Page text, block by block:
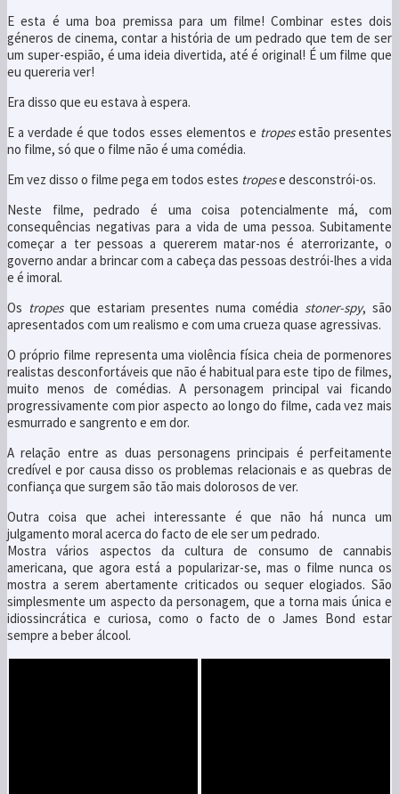
E esta é uma boa premissa para um filme! Combinar estes dois
géneros de cinema, contar a história de um pedrado que tem de ser
um super-espião, é uma ideia divertida, até é original! É um filme que
eu quereria ver!
Era disso que eu estava à espera.
E a verdade é que todos esses elementos e tropesestão presentes
no filme, só que o filme não é uma comédia.
Em vez disso o filme pega em todos estes tropese desconstrói-os.
Neste filme, pedrado é uma coisa potencialmente má, com
consequências negativas para a vida de uma pessoa. Subitamente
começar a ter pessoas a quererem matar-nos é aterrorizante, o
governo andar a brincar com a cabeça das pessoas destrói-lhes a vida
e é imoral.
Os tropesque estariam presentes numa comédia stoner-spy, são
apresentados com um realismo e com uma crueza quase agressivas.
O próprio filme representa uma violência física cheia de pormenores
realistas desconfortáveis que não é habitual para este tipo de filmes,
muito menos de comédias. A personagem principal vai ficando
progressivamente com pior aspecto ao longo do filme, cada vez mais
esmurrado e sangrento e em dor.
A relação entre as duas personagens principais é perfeitamente
credível e por causa disso os problemas relacionais e as quebras de
confiança que surgem são tão mais dolorosos de ver.
Outra coisa que achei interessante é que não há nunca um
julgamento moral acerca do facto de ele ser um pedrado.
Mostra vários aspectos da cultura de consumo de cannabis
americana, que agora está a popularizar-se, mas o filme nunca os
mostra a serem abertamente criticados ou sequer elogiados. São
simplesmente um aspecto da personagem, que a torna mais única e
idiossincrática e curiosa, como o facto de o James Bond estar
sempre a beber álcool.